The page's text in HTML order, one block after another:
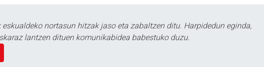
eskualdeko nortasun hitzak jaso eta zabaltzen ditu. Harpidedun eginda,
lantzen dituen komunikabidea babestuko duzu.